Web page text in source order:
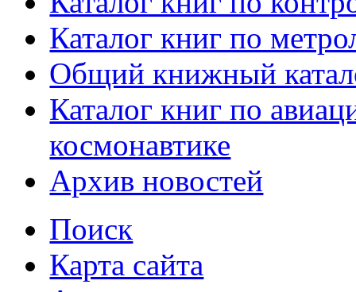
Каталог книг по
Общий книжный
Каталог книг по
космонавтике
Архив новостей
Поиск
Карта сайта